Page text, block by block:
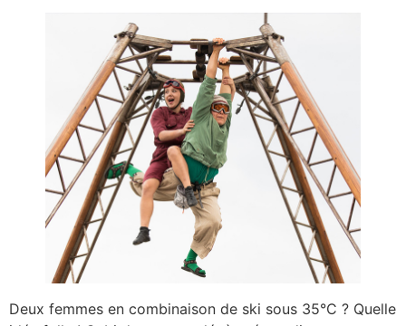
Deux femmes en combinaison de ski sous 35°C ? Quelle